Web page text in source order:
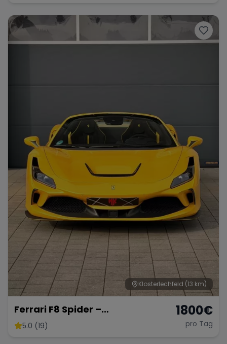
Klosterlechfeld (13 km)
Ferrari F8 Spider –
Atemberaubendes Cabrio
5.0 (19)
1800€
pro Tag